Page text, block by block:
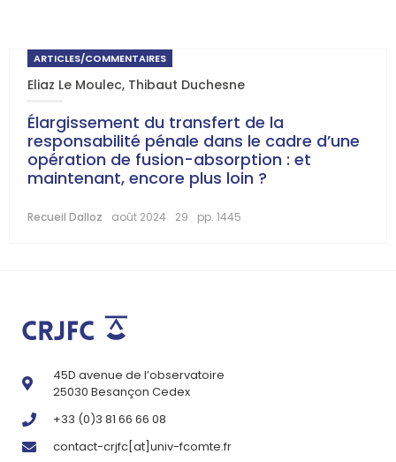
ARTICLES/COMMENTAIRES
Eliaz Le Moulec, Thibaut Duchesne
Élargissement du transfert de la
responsabilité pénale dans le cadre d’une
opération de fusion-absorption : et
maintenant, encore plus loin ?
Recueil Dalloz août 2024 29 pp. 1445
45D avenue de l’observatoire
25030 Besançon Cedex
+33 (0)3 81 66 66 08
contact-crjfc[at]univ-fcomte.fr